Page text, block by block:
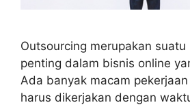
Outsourcing merupakan suatu
penting dalam bisnis online
Ada banyak macam
harus dikerjakan dengan